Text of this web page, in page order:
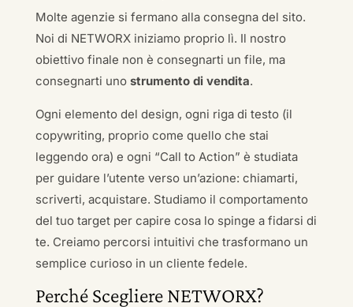
Molte agenzie si fermano alla consegna del sito.
Noi di NETWORX iniziamo proprio lì. Il nostro
obiettivo finale non è consegnarti un file, ma
consegnarti uno strumento di vendita.
Ogni elemento del design, ogni riga di testo (il
copywriting, proprio come quello che stai
leggendo ora) e ogni “Call to Action” è studiata
per guidare l’utente verso un’azione: chiamarti,
scriverti, acquistare. Studiamo il comportamento
del tuo target per capire cosa lo spinge a fidarsi di
te. Creiamo percorsi intuitivi che trasformano un
semplice curioso in un cliente fedele.
Perché Scegliere NETWORX?